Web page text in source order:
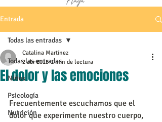
Entrada
Todas las entradas
Niños
Psicología
Nutrición
Todas las entradas
El dolor y las emociones
Catalina Martínez
2 abr 2015 1 min de lectura
Frecuentemente escuchamos que el
dolor que experimente nuestro cuerpo,